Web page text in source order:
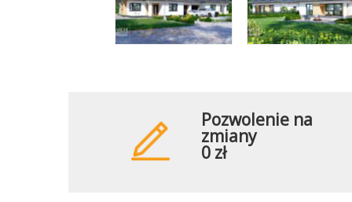
Pozwolenie na
zmiany
0 zł